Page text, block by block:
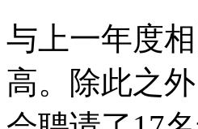
与上一年度
高。除此之